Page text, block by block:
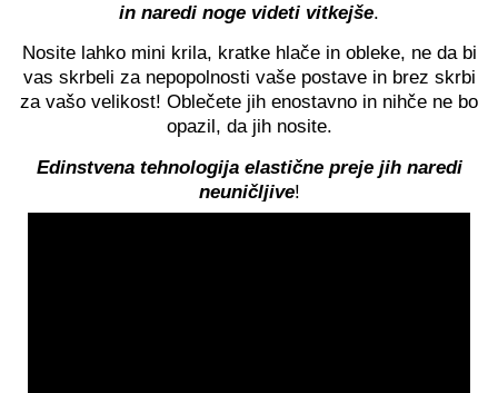
in naredi noge videti vitkejše.
Nosite lahko mini krila, kratke hlače in obleke, ne da bi
vas skrbeli za nepopolnosti vaše postave in brez skrbi
za vašo velikost! Oblečete jih enostavno in nihče ne bo
opazil, da jih nosite.
Edinstvena tehnologija elastične preje jih naredi
neuničljive!